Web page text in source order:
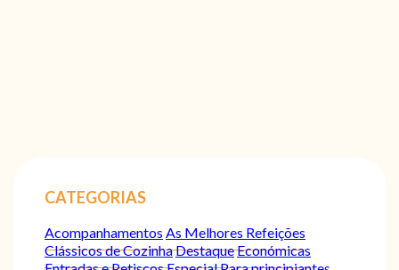
CATEGORIAS
Acompanhamentos As Melhores Refeições
Clássicos de CozinhaDestaqueEconómicas